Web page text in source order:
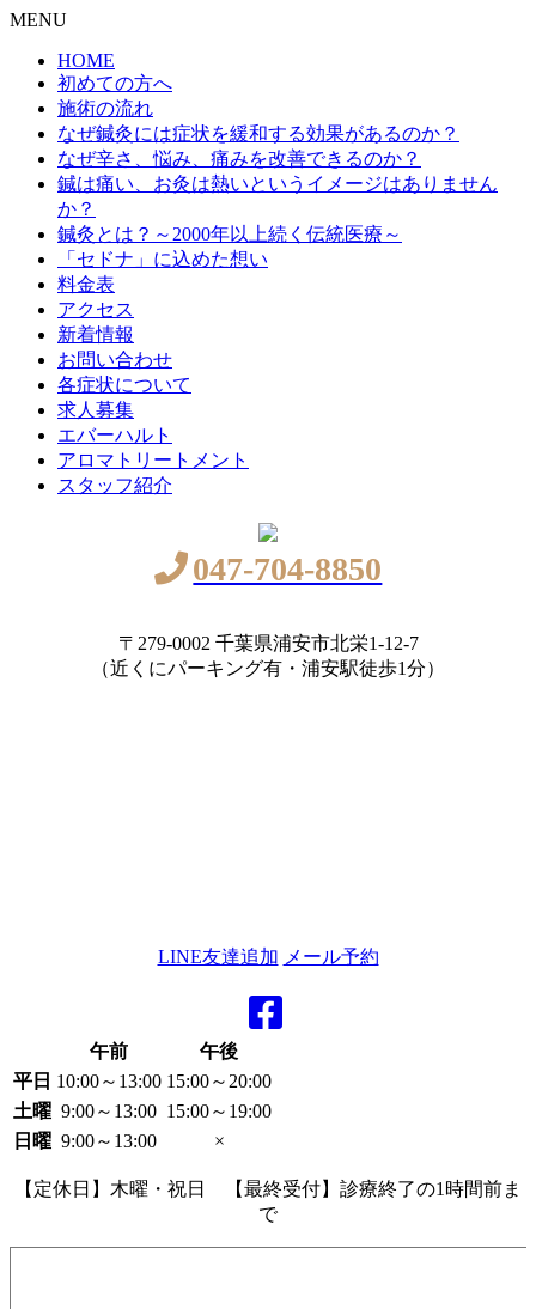
MENU
HOME
初めての方へ
施術の流れ
なぜ鍼灸には症状を緩和する効果があるのか？
なぜ辛さ、悩み、痛みを改善できるのか？
鍼は痛い、お灸は熱いというイメージはありません
か？
鍼灸とは？～2000年以上続く伝統医療～
「セドナ」に込めた想い
料金表
アクセス
新着情報
お問い合わせ
各症状について
求人募集
エバーハルト
アロマトリートメント
スタッフ紹介
047-704-8850
〒279-0002 千葉県浦安市北栄1-12-7
（近くにパーキング有・浦安駅徒歩1分）
LINE友達追加 メール予約
午前
午後
平日 10:00～13:00 15:00～20:00
土曜 9:00～13:00 15:00～19:00
日曜 9:00～13:00 ×
【定休日】木曜・祝日 【最終受付】診療終了の1時間前ま
で